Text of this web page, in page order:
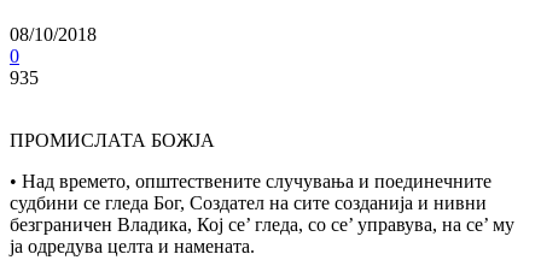
08/10/2018
0
935
ПРОМИСЛАТА БОЖЈА
• Над времето, општествените случувања и поединечните
судбини се гледа Бог, Создател на сите созданија и нивни
безграничен Владика, Кој се’ гледа, со се’ управува, на се’ му
ја одредува целта и намената.